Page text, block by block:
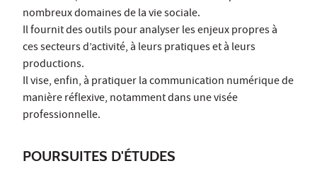
nombreux domaines de la vie sociale.
Il fournit des outils pour analyser les enjeux propres à
ces secteurs d’activité, à leurs pratiques et à leurs
productions.
Il vise, enfin, à pratiquer la communication numérique de
manière réflexive, notamment dans une visée
professionnelle.
POURSUITES D'ÉTUDES